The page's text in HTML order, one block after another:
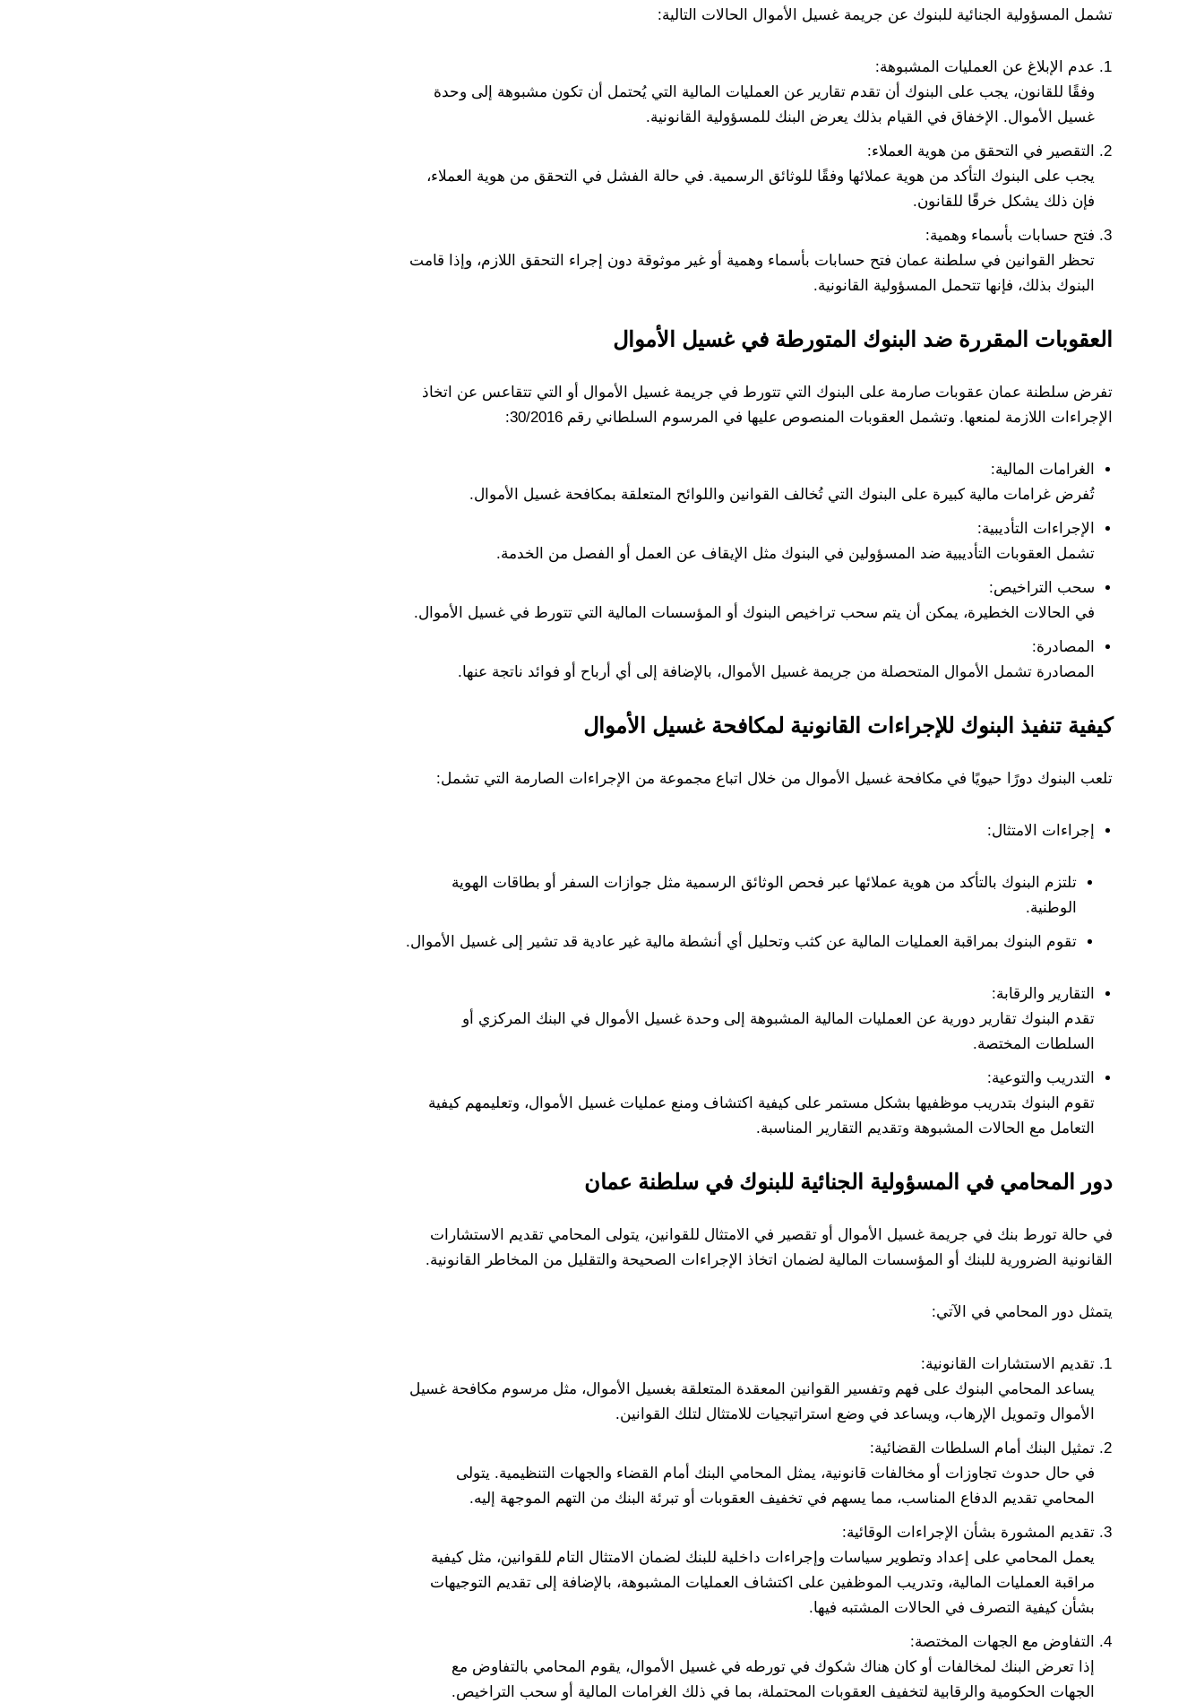
تشمل المسؤولية الجنائية للبنوك عن جريمة غسيل الأموال الحالات التالية:
عدم الإبلاغ عن العمليات المشبوهة:
وفقًا للقانون، يجب على البنوك أن تقدم تقارير عن العمليات المالية التي يُحتمل أن تكون مشبوهة إلى وحدة
غسيل الأموال. الإخفاق في القيام بذلك يعرض البنك للمسؤولية القانونية.
التقصير في التحقق من هوية العملاء:
يجب على البنوك التأكد من هوية عملائها وفقًا للوثائق الرسمية. في حالة الفشل في التحقق من هوية العملاء،
فإن ذلك يشكل خرقًا للقانون.
فتح حسابات بأسماء وهمية:
تحظر القوانين في سلطنة عمان فتح حسابات بأسماء وهمية أو غير موثوقة دون إجراء التحقق اللازم، وإذا قامت
البنوك بذلك، فإنها تتحمل المسؤولية القانونية.
العقوبات المقررة ضد البنوك المتورطة في غسيل الأموال
تفرض سلطنة عمان عقوبات صارمة على البنوك التي تتورط في جريمة غسيل الأموال أو التي تتقاعس عن اتخاذ
الإجراءات اللازمة لمنعها. وتشمل العقوبات المنصوص عليها في المرسوم السلطاني رقم 30/2016:
الغرامات المالية:
تُفرض غرامات مالية كبيرة على البنوك التي تُخالف القوانين واللوائح المتعلقة بمكافحة غسيل الأموال.
الإجراءات التأديبية:
تشمل العقوبات التأديبية ضد المسؤولين في البنوك مثل الإيقاف عن العمل أو الفصل من الخدمة.
سحب التراخيص:
في الحالات الخطيرة، يمكن أن يتم سحب تراخيص البنوك أو المؤسسات المالية التي تتورط في غسيل الأموال.
المصادرة:
المصادرة تشمل الأموال المتحصلة من جريمة غسيل الأموال، بالإضافة إلى أي أرباح أو فوائد ناتجة عنها.
كيفية تنفيذ البنوك للإجراءات القانونية لمكافحة غسيل الأموال
تلعب البنوك دورًا حيويًا في مكافحة غسيل الأموال من خلال اتباع مجموعة من الإجراءات الصارمة التي تشمل:
إجراءات الامتثال:
تلتزم البنوك بالتأكد من هوية عملائها عبر فحص الوثائق الرسمية مثل جوازات السفر أو بطاقات الهوية
الوطنية.
تقوم البنوك بمراقبة العمليات المالية عن كثب وتحليل أي أنشطة مالية غير عادية قد تشير إلى غسيل الأموال.
التقارير والرقابة:
تقدم البنوك تقارير دورية عن العمليات المالية المشبوهة إلى وحدة غسيل الأموال في البنك المركزي أو
السلطات المختصة.
التدريب والتوعية:
تقوم البنوك بتدريب موظفيها بشكل مستمر على كيفية اكتشاف ومنع عمليات غسيل الأموال، وتعليمهم كيفية
التعامل مع الحالات المشبوهة وتقديم التقارير المناسبة.
دور المحامي في المسؤولية الجنائية للبنوك في سلطنة عمان
في حالة تورط بنك في جريمة غسيل الأموال أو تقصير في الامتثال للقوانين، يتولى المحامي تقديم الاستشارات
القانونية الضرورية للبنك أو المؤسسات المالية لضمان اتخاذ الإجراءات الصحيحة والتقليل من المخاطر القانونية.
يتمثل دور المحامي في الآتي:
تقديم الاستشارات القانونية:
يساعد المحامي البنوك على فهم وتفسير القوانين المعقدة المتعلقة بغسيل الأموال، مثل مرسوم مكافحة غسيل
الأموال وتمويل الإرهاب، ويساعد في وضع استراتيجيات للامتثال لتلك القوانين.
تمثيل البنك أمام السلطات القضائية:
في حال حدوث تجاوزات أو مخالفات قانونية، يمثل المحامي البنك أمام القضاء والجهات التنظيمية. يتولى
المحامي تقديم الدفاع المناسب، مما يسهم في تخفيف العقوبات أو تبرئة البنك من التهم الموجهة إليه.
تقديم المشورة بشأن الإجراءات الوقائية:
يعمل المحامي على إعداد وتطوير سياسات وإجراءات داخلية للبنك لضمان الامتثال التام للقوانين، مثل كيفية
مراقبة العمليات المالية، وتدريب الموظفين على اكتشاف العمليات المشبوهة، بالإضافة إلى تقديم التوجيهات
بشأن كيفية التصرف في الحالات المشتبه فيها.
التفاوض مع الجهات المختصة:
إذا تعرض البنك لمخالفات أو كان هناك شكوك في تورطه في غسيل الأموال، يقوم المحامي بالتفاوض مع
الجهات الحكومية والرقابية لتخفيف العقوبات المحتملة، بما في ذلك الغرامات المالية أو سحب التراخيص.